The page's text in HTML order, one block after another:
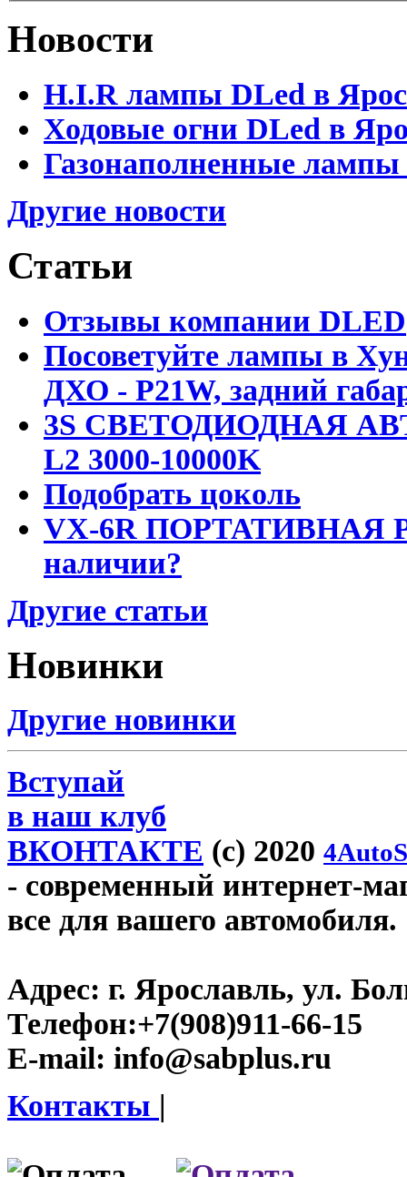
Новости
H.I.R лампы DLed в
Ходовые огни DLed в
Газонаполненные
Другие новости
Статьи
Отзывы компании DLED
Посоветуйте лампы в
ДХО - P21W, задний
3S СВЕТОДИОДНАЯ
L2 3000-10000K
Подобрать цоколь
VX-6R ПОРТАТИВНАЯ
наличии?
Другие статьи
Новинки
Другие новинки
Вступай
в наш клуб
ВКОНТАКТЕ (c) 2020
- современный интернет-
все для вашего автомобиля.
Адрес: г. Ярославль, ул.
Телефон:+7(908)911-66-15
E-mail: info@sabplus.ru
Контакты |